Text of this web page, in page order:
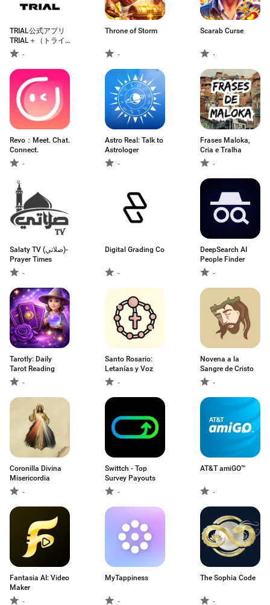
TRIAL公式アプリ
TRIAL＋（トライ
アルプラス）
-
Throne of Storm
-
Scarab Curse
-
Revo：Meet. Chat.
Connect.
-
Astro Real: Talk to
Astrologer
-
Frases Maloka,
Cria e Tralha
-
Salaty TV (صلاتي)-
Prayer Times
-
Digital Grading Co
-
DeepSearch AI
People Finder
-
Tarotly: Daily
Tarot Reading
-
Santo Rosario:
Letanías y Voz
-
Novena a la
Sangre de Cristo
-
Coronilla Divina
Misericordia
-
Swittch - Top
Survey Payouts
-
AT&T amiGO™
-
Fantasia AI: Video
Maker
-
MyTappiness
-
The Sophia Code
-